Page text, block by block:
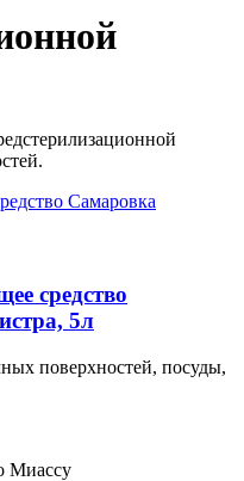
средство
5л
поверхностей, посуды,
Миассу